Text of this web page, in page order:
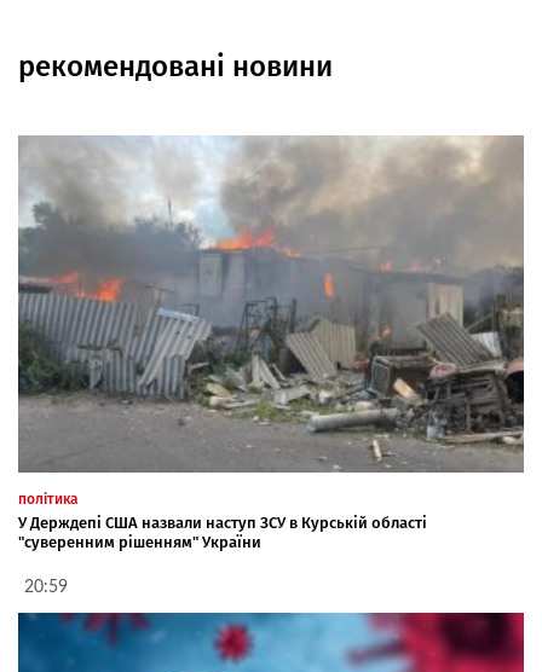
рекомендовані новини
політика
У Держдепі США назвали наступ ЗСУ в Курській області
"суверенним рішенням" України
20:59